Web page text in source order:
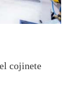
cojinete